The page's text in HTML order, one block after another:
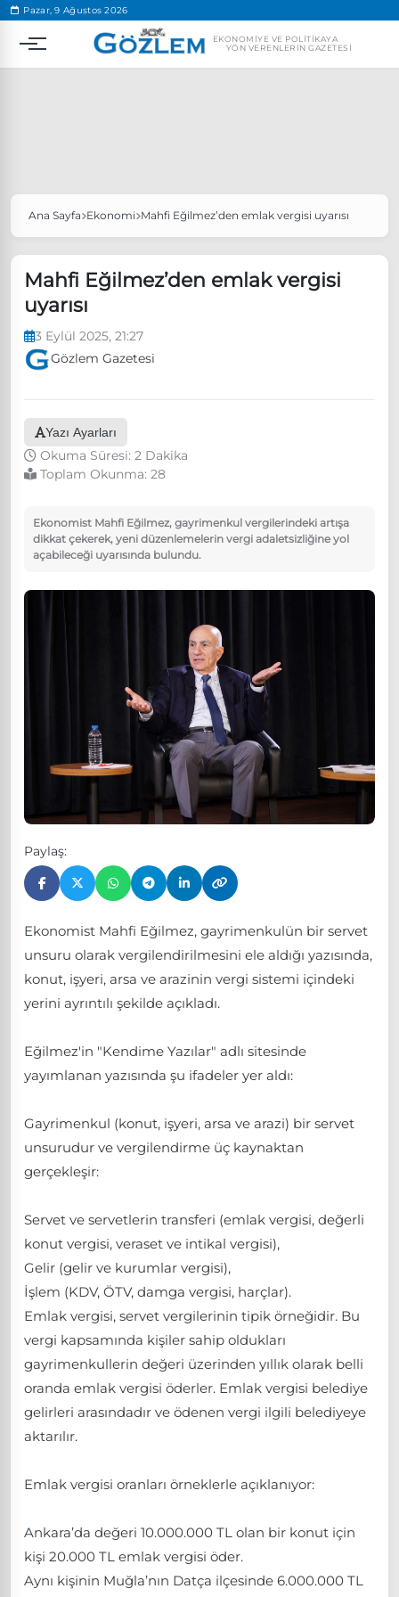
Pazar, 9 Ağustos 2026
EKONOMIYE VE POLITIKAYA
YÖN VERENLERIN GAZETESI
Popüler Aramalar
Özgür Özel, Ekrem İmamoğlu’nu ziyaret edecek
Ünlü çift bir etkinliğe daha katılmama kararı aldı
Boykot
Ana Sayfa Ekonomi Mahfi Eğilmez’den emlak vergisi uyarısı
Mahfi Eğilmez’den emlak vergisi
uyarısı
3 Eylül 2025, 21:27
Gözlem Gazetesi
Yazı Ayarları
Okuma Süresi: 2 Dakika
Toplam Okunma: 28
Ekonomist Mahfi Eğilmez, gayrimenkul vergilerindeki artışa
dikkat çekerek, yeni düzenlemelerin vergi adaletsizliğine yol
açabileceği uyarısında bulundu.
Paylaş:
Ekonomist Mahfi Eğilmez, gayrimenkulün bir servet
unsuru olarak vergilendirilmesini ele aldığı yazısında,
konut, işyeri, arsa ve arazinin vergi sistemi içindeki
yerini ayrıntılı şekilde açıkladı.
Eğilmez'in "Kendime Yazılar" adlı sitesinde
yayımlanan yazısında şu ifadeler yer aldı:
Gayrimenkul (konut, işyeri, arsa ve arazi) bir servet
unsurudur ve vergilendirme üç kaynaktan
gerçekleşir:
Servet ve servetlerin transferi (emlak vergisi, değerli
konut vergisi, veraset ve intikal vergisi),
Gelir (gelir ve kurumlar vergisi),
İşlem (KDV, ÖTV, damga vergisi, harçlar).
Emlak vergisi, servet vergilerinin tipik örneğidir. Bu
vergi kapsamında kişiler sahip oldukları
gayrimenkullerin değeri üzerinden yıllık olarak belli
oranda emlak vergisi öderler. Emlak vergisi belediye
gelirleri arasındadır ve ödenen vergi ilgili belediyeye
aktarılır.
Emlak vergisi oranları örneklerle açıklanıyor:
Ankara’da değeri 10.000.000 TL olan bir konut için
kişi 20.000 TL emlak vergisi öder.
Aynı kişinin Muğla’nın Datça ilçesinde 6.000.000 TL